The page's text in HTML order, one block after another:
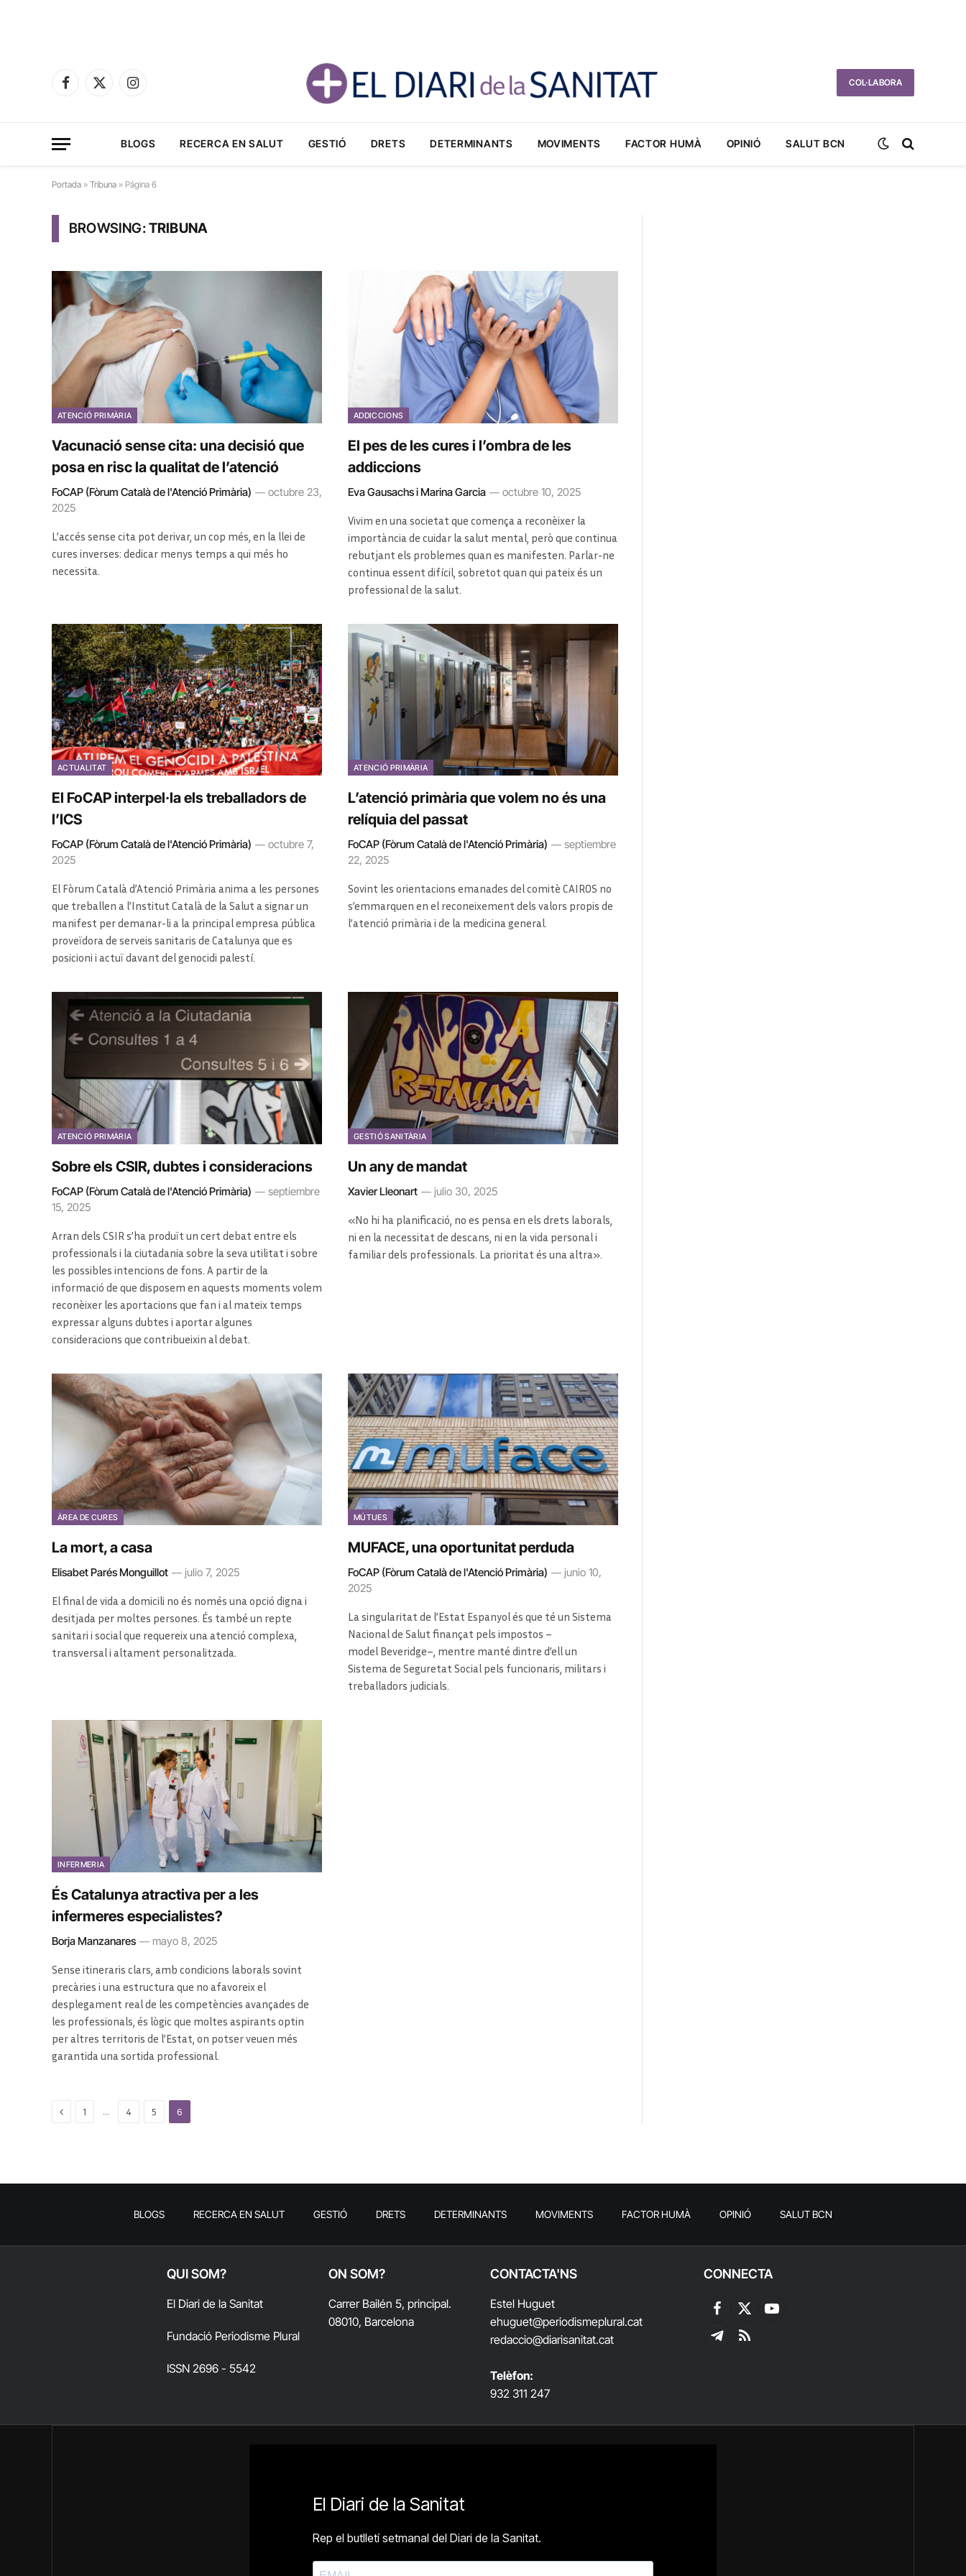
Facebook
X
Instagram
COL·LABORA
BLOGS RECERCA EN SALUT GESTIÓ DRETS DETERMINANTS MOVIMENTS FACTOR HUMÀ OPINIÓ SALUT BCN
Portada » Tribuna » Página 6
BROWSING:TRIBUNA
ATENCIÓ PRIMÀRIA
Vacunació sense cita: una decisió que
posa en risc la qualitat de l’atenció
FoCAP (Fòrum Català de l'Atenció Primària)
octubre 23,
2025
L’accés sense cita pot derivar, un cop més, en la llei de
cures inverses: dedicar menys temps a qui més ho
necessita.
ADDICCIONS
El pes de les cures i l’ombra de les
addiccions
Eva Gausachs i Marina Garcia octubre 10, 2025
Vivim en una societat que comença a reconèixer la
importància de cuidar la salut mental, però que continua
rebutjant els problemes quan es manifesten. Parlar-ne
continua essent difícil, sobretot quan qui pateix és un
professional de la salut.
ACTUALITAT
El FoCAP interpel·la els treballadors de
l’ICS
FoCAP (Fòrum Català de l'Atenció Primària)
octubre 7,
2025
El Fòrum Català d’Atenció Primària anima a les persones
que treballen a l’Institut Català de la Salut a signar un
manifest per demanar-li a la principal empresa pública
proveïdora de serveis sanitaris de Catalunya que es
posicioni i actuï davant del genocidi palestí.
ATENCIÓ PRIMÀRIA
L’atenció primària que volem no és una
relíquia del passat
FoCAP (Fòrum Català de l'Atenció Primària)
septiembre
22, 2025
Sovint les orientacions emanades del comitè CAIROS no
s’emmarquen en el reconeixement dels valors propis de
l’atenció primària i de la medicina general.
ATENCIÓ PRIMÀRIA
Sobre els CSIR, dubtes i consideracions
FoCAP (Fòrum Català de l'Atenció Primària)
septiembre
15, 2025
Arran dels CSIR s’ha produït un cert debat entre els
professionals i la ciutadania sobre la seva utilitat i sobre
les possibles intencions de fons. A partir de la
informació de que disposem en aquests moments volem
reconèixer les aportacions que fan i al mateix temps
expressar alguns dubtes i aportar algunes
consideracions que contribueixin al debat.
GESTIÓ SANITÀRIA
Un any de mandat
Xavier Lleonart julio 30, 2025
«No hi ha planificació, no es pensa en els drets laborals,
ni en la necessitat de descans, ni en la vida personal i
familiar dels professionals. La prioritat és una altra».
ÀREA DE CURES
La mort, a casa
Elisabet Parés Monguillot julio 7, 2025
El final de vida a domicili no és només una opció digna i
desitjada per moltes persones. És també un repte
sanitari i social que requereix una atenció complexa,
transversal i altament personalitzada.
MÚTUES
MUFACE, una oportunitat perduda
FoCAP (Fòrum Català de l'Atenció Primària)
junio 10,
2025
La singularitat de l’Estat Espanyol és que té un Sistema
Nacional de Salut finançat pels impostos –
model Beveridge–, mentre manté dintre d’ell un
Sistema de Seguretat Social pels funcionaris, militars i
treballadors judicials.
INFERMERIA
És Catalunya atractiva per a les
infermeres especialistes?
Borja Manzanares mayo 8, 2025
Sense itineraris clars, amb condicions laborals sovint
precàries i una estructura que no afavoreix el
desplegament real de les competències avançades de
les professionals, és lògic que moltes aspirants optin
per altres territoris de l’Estat, on potser veuen més
garantida una sortida professional.
Previous
1 4 5 6
BLOGS RECERCA EN SALUT GESTIÓ DRETS DETERMINANTS MOVIMENTS FACTOR HUMÀ OPINIÓ SALUT BCN
QUI SOM?
El Diari de la Sanitat
Fundació Periodisme Plural
ISSN 2696 - 5542
ON SOM?
Carrer Bailén 5, principal.
08010, Barcelona
CONTACTA'NS
Estel Huguet
ehuguet@periodismeplural.cat
redaccio@diarisanitat.cat
Telèfon:
932 311 247
CONNECTA
Facebook
X
(Twitter)
YouTube
TelegramRSS